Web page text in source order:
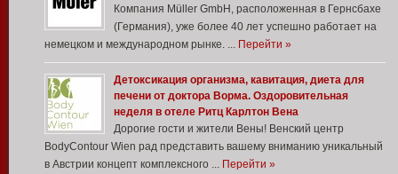
Компания Müller GmbH, расположенная в Гернсбахе
(Германия), уже более 40 лет успешно работает на
немецком и международном рынке. ... Перейти »
Детоксикация организма, кавитация, диета для
печени от доктора Ворма. Оздоровительная
неделя в отеле Ритц Карлтон Вена
Дорогие гости и жители Вены! Венский центр
BodyContour Wien рад представить вашему вниманию уникальный
в Австрии концепт комплексного ... Перейти »